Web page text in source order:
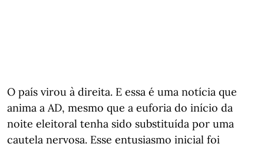
O país virou à direita. E essa é uma notícia que
anima a AD, mesmo que a euforia do início da
noite eleitoral tenha sido substituída por uma
cautela nervosa. Esse entusiasmo inicial foi